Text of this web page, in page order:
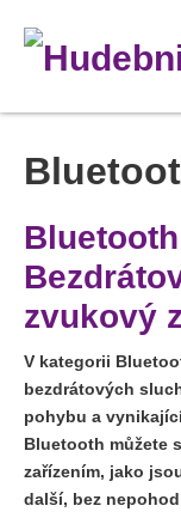
zvukový
V kategorii
bezdrátových
pohybu a
Bluetooth můžete
zařízením, jako
další, bez